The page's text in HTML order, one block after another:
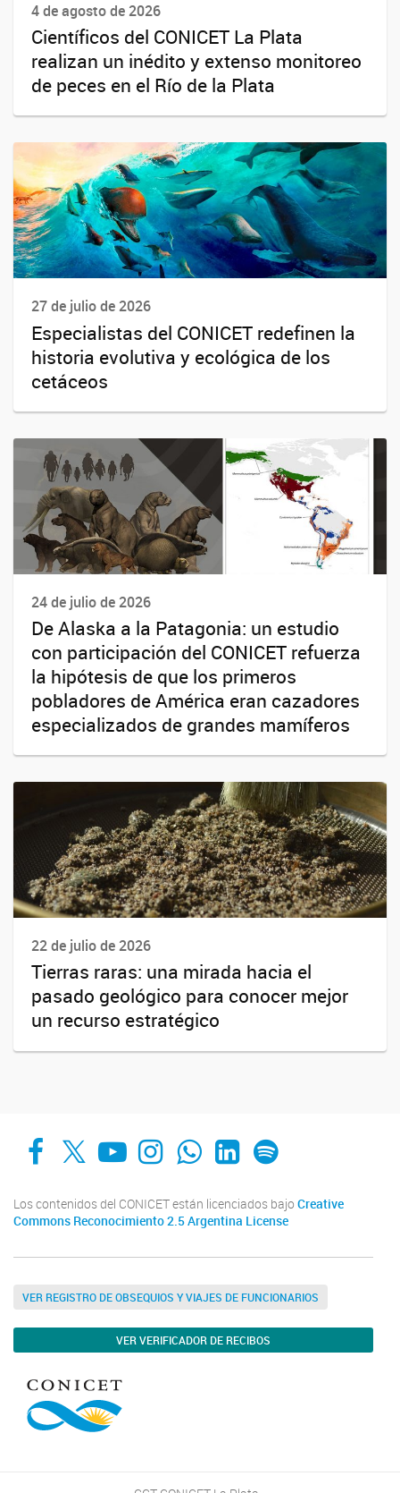
4 de agosto de 2026
Científicos del CONICET La Plata
realizan un inédito y extenso monitoreo
de peces en el Río de la Plata
27 de julio de 2026
Especialistas del CONICET redefinen la
historia evolutiva y ecológica de los
cetáceos
24 de julio de 2026
De Alaska a la Patagonia: un estudio
con participación del CONICET refuerza
la hipótesis de que los primeros
pobladores de América eran cazadores
especializados de grandes mamíferos
22 de julio de 2026
Tierras raras: una mirada hacia el
pasado geológico para conocer mejor
un recurso estratégico
Facebook
X YouTube
Instagram
Whats AppLinkedIn
Spotify
Los contenidos del CONICET están licenciados bajo Creative
Commons Reconocimiento 2.5 Argentina License
VER REGISTRO DE OBSEQUIOS Y VIAJES DE FUNCIONARIOS
VER VERIFICADOR DE RECIBOS